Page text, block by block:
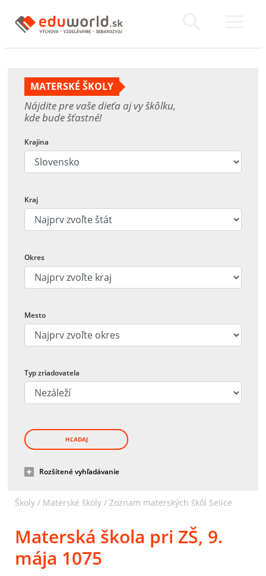
MATERSKÉ ŠKOLY
Nájdite pre vaše dieťa aj vy škôlku,
kde bude šťastné!
Krajina
Kraj
Okres
Mesto
Typ zriadovatela
HĽADAJ
Rozšítené vyhľadávanie
Školy / Materské školy / Zoznam materských škôl Selice
Materská škola pri ZŠ, 9.
mája 1075